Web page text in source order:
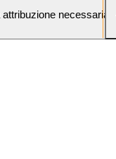
necessaria